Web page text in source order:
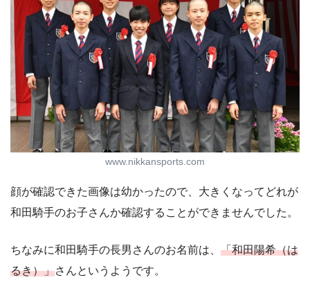
www.nikkansports.com
顔が確認できた画像は幼かったので、大きくなってどれが
和田騎手のお子さんか確認することができませんでした。
ちなみに和田騎手の長男さんのお名前は、 「和田陽希（は
るき）」さんというようです。